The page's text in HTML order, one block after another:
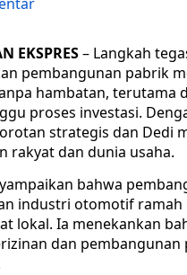
EKSPRES– Langkah
pembangunan pabrik
hambatan, terutama
proses investasi.
strategis dan Dedi
rakyat dan dunia usaha.
bahwa
industri otomotif
lokal. Ia menekankan
dan